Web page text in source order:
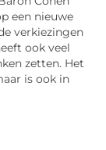
een nieuwe
verkiezingen
ook veel
zetten. Het
is ook in